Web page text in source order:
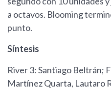
a octavos. Blooming
punto.
Síntesis
River 3: Santiago Beltrán;
Martínez Quarta, Lautaro